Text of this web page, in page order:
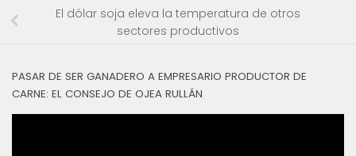
El dólar soja eleva la temperatura de otros
sectores productivos
PASAR DE SER GANADERO A EMPRESARIO PRODUCTOR DE
CARNE: EL CONSEJO DE OJEA RULLÁN